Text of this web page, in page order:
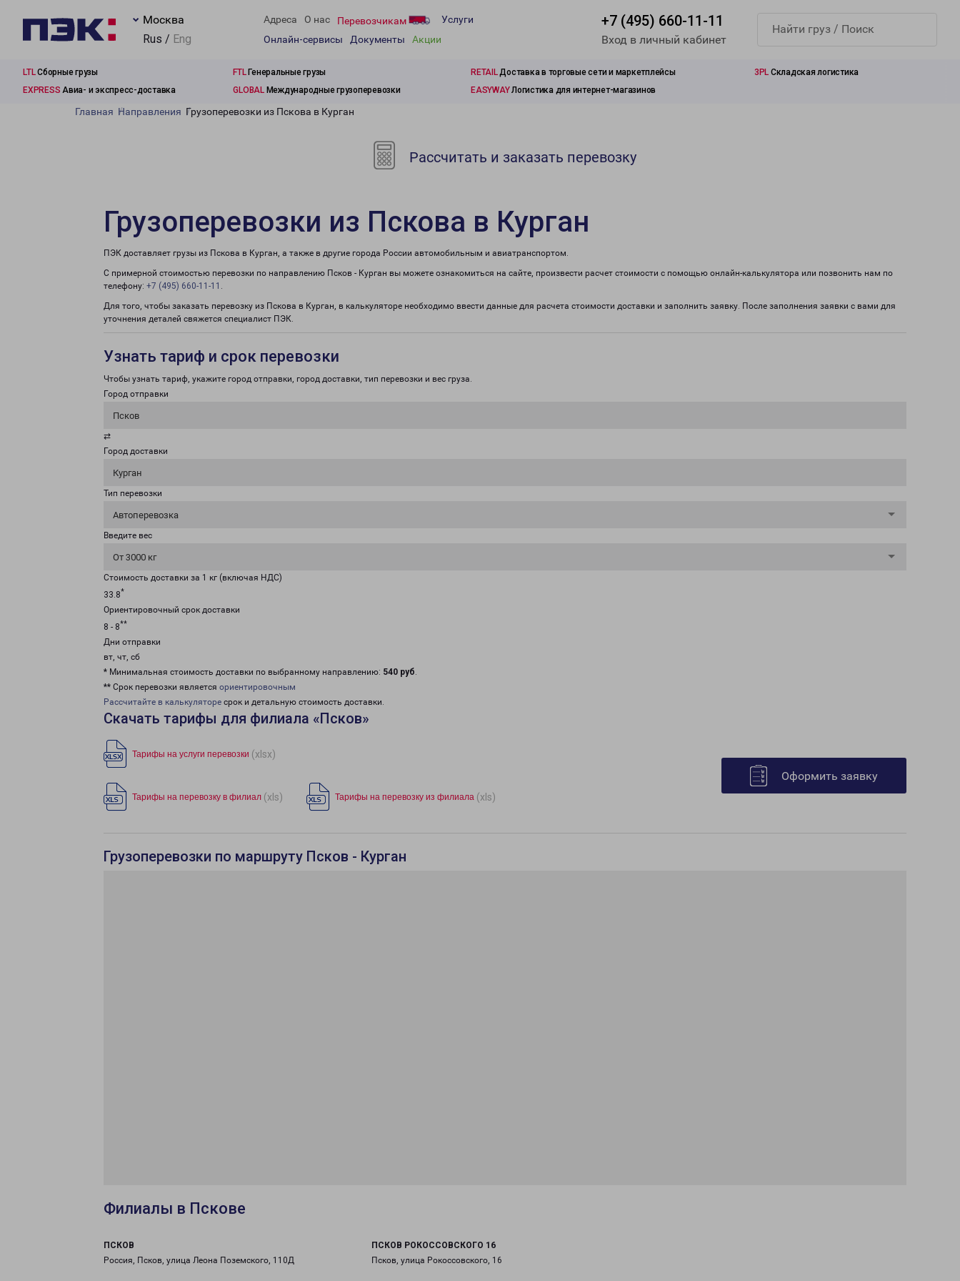
Москва
Rus / Eng
Адреса О нас Перевозчикам
Услуги
Онлайн-сервисы
Документы Акции
+7 (495) 660-11-11
Вход в личный кабинет
LTLСборные грузы FTLГенеральные грузы RETAILДоставка в торговые сети и маркетплейсы 3PL Складская логистика
EXPRESS Авиа- и экспресс-доставка GLOBALМеждународные грузоперевозки EASYWAYЛогистика для интернет-магазинов
Главная Направления Грузоперевозки из Пскова в Курган
Рассчитать и заказать перевозку
Грузоперевозки из Пскова в Курган
ПЭК доставляет грузы из Пскова в Курган, а также в другие города России автомобильным и авиатранспортом.
С примерной стоимостью перевозки по направлению Псков - Курган вы можете ознакомиться на сайте, произвести расчет стоимости с помощью онлайн-калькулятора или позвонить нам по
телефону: +7 (495) 660-11-11 .
Для того, чтобы заказать перевозку из Пскова в Курган, в калькуляторе необходимо ввести данные для расчета стоимости доставки и заполнить заявку. После заполнения заявки с вами для
уточнения деталей свяжется специалист ПЭК.
Узнать тариф и срок перевозки
Чтобы узнать тариф, укажите город отправки, город доставки, тип перевозки и вес груза.
Город отправки
Псков
⇄
Город доставки
Курган
Тип перевозки
Автоперевозка
Введите вес
От 3000 кг
Стоимость доставки за 1 кг (включая НДС)
33.8*
Ориентировочный срок доставки
8 - 8**
Дни отправки
вт, чт, сб
* Минимальная стоимость доставки по выбранному направлению: 540 руб.
** Срок перевозки является ориентировочным
Рассчитайте в калькуляторе срок и детальную стоимость доставки.
Скачать тарифы для филиала «Псков»
Тарифы на услуги перевозки (xlsx)
Тарифы на перевозку в филиал (xls) Тарифы на перевозку из филиала (xls)
Оформить заявку
Грузоперевозки по маршруту Псков - Курган
Филиалы в Пскове
ПСКОВ
Россия, Псков, улица Леона Поземского, 110Д
ПСКОВ РОКОССОВСКОГО 16
Псков, улица Рокоссовского, 16